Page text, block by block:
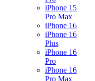
iPhone 15
Pro Max
iPhone 16
iPhone 16
Plus
iPhone 16
Pro
iPhone 16
Pro Max